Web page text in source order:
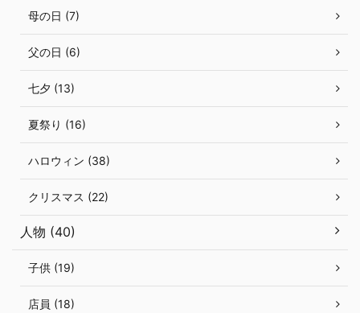
母の日 (7)
父の日 (6)
七夕 (13)
夏祭り (16)
ハロウィン (38)
クリスマス (22)
人物 (40)
子供 (19)
店員 (18)